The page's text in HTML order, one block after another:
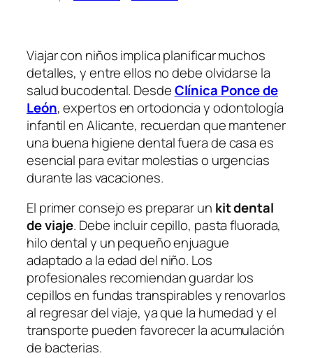
Viajar con niños implica planificar muchos
detalles, y entre ellos no debe olvidarse la
salud bucodental. DesdeClínica Ponce de
León, expertos en ortodoncia y odontología
infantil en Alicante, recuerdan que mantener
una buena higiene dental fuera de casa es
esencial para evitar molestias o urgencias
durante las vacaciones.
El primer consejo es preparar un kit dental
de viaje. Debe incluir cepillo, pasta fluorada,
hilo dental y un pequeño enjuague
adaptado a la edad del niño. Los
profesionales recomiendan guardar los
cepillos en fundas transpirables y renovarlos
al regresar del viaje, ya que la humedad y el
transporte pueden favorecer la acumulación
de bacterias.